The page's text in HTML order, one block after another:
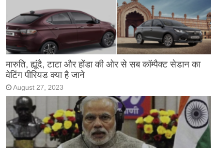
मारुति, ह्यूंदै, टाटा और होंडा की ओर से सब कॉम्पैक्ट सेडान का
वेटिंग पीरियड क्या है जाने
August 27, 2023